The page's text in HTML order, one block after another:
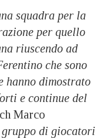
squadra per la
per quello
riuscendo ad
che sono
hanno dimostrato
e continue del
Marco
di giocatori